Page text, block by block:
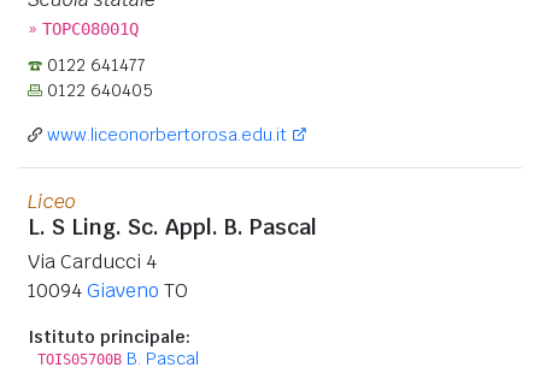
» TOPC08001Q
0122 641477
0122 640405
www.liceonorbertorosa.edu.it
Liceo
L. S Ling. Sc. Appl. B. Pascal
Via Carducci 4
10094Giaveno TO
Istituto principale:
TOIS05700B B. Pascal